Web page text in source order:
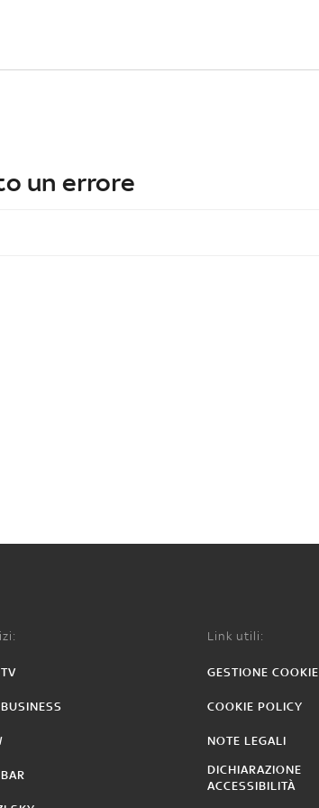
un errore
Link utili:
GESTIONE COOKIE
COOKIE POLICY
NOTE LEGALI
DICHIARAZIONE
ACCESSIBILITÀ